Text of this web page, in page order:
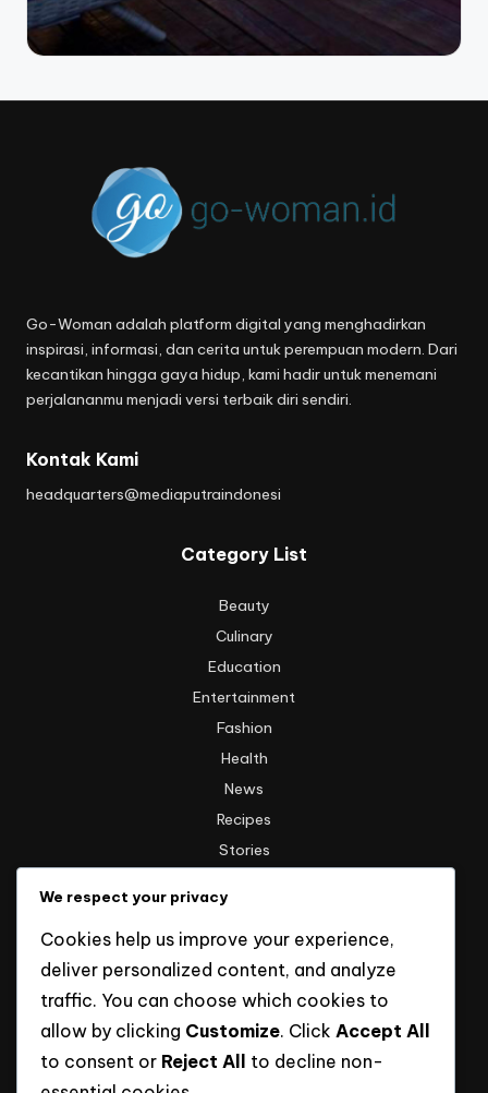
Go-Woman adalah platform digital yang menghadirkan
inspirasi, informasi, dan cerita untuk perempuan modern. Dari
kecantikan hingga gaya hidup, kami hadir untuk menemani
perjalananmu menjadi versi terbaik diri sendiri.
Kontak Kami
headquarters@mediaputraindonesi
Category List
Beauty
Culinary
Education
Entertainment
Fashion
Health
News
Recipes
Stories
Travel
Uncategorized
Hak Cipta
We respect your privacy
Cookies help us improve your experience,
deliver personalized content, and analyze
traffic. You can choose which cookies to
allow by clicking Customize. Click Accept All
to consent or Reject All
to decline non-